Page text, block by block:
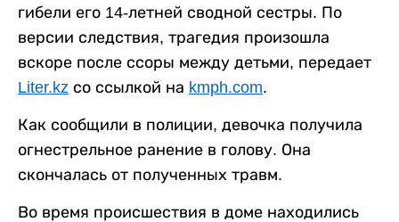
гибели его 14-летней сводной сестры. По
версии следствия, трагедия произошла
вскоре после ссоры между детьми, передает
Liter.kz со ссылкой на kmph.com.
Как сообщили в полиции, девочка получила
огнестрельное ранение в голову. Она
скончалась от полученных травм.
Во время происшествия в доме находились